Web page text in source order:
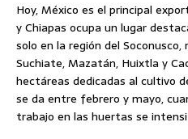
Hoy, México es el principal
y Chiapas ocupa un lugar
solo en la región del
Suchiate, Mazatán, Huixtla y
hectáreas dedicadas al cultivo
se da entre febrero y mayo,
trabajo en las huertas se